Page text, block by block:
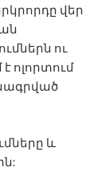
վեր
ու
ոլորտում
և